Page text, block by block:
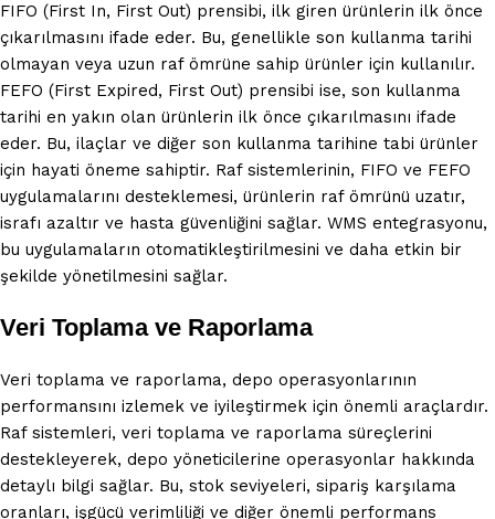
FIFO (First In, First Out) prensibi, ilk giren ürünlerin ilk önce
çıkarılmasını ifade eder. Bu, genellikle son kullanma tarihi
olmayan veya uzun raf ömrüne sahip ürünler için kullanılır.
FEFO (First Expired, First Out) prensibi ise, son kullanma
tarihi en yakın olan ürünlerin ilk önce çıkarılmasını ifade
eder. Bu, ilaçlar ve diğer son kullanma tarihine tabi ürünler
için hayati öneme sahiptir. Raf sistemlerinin, FIFO ve FEFO
uygulamalarını desteklemesi, ürünlerin raf ömrünü uzatır,
israfı azaltır ve hasta güvenliğini sağlar. WMS entegrasyonu,
bu uygulamaların otomatikleştirilmesini ve daha etkin bir
şekilde yönetilmesini sağlar.
Veri Toplama ve Raporlama
Veri toplama ve raporlama, depo operasyonlarının
performansını izlemek ve iyileştirmek için önemli araçlardır.
Raf sistemleri, veri toplama ve raporlama süreçlerini
destekleyerek, depo yöneticilerine operasyonlar hakkında
detaylı bilgi sağlar. Bu, stok seviyeleri, sipariş karşılama
oranları, işgücü verimliliği ve diğer önemli performans